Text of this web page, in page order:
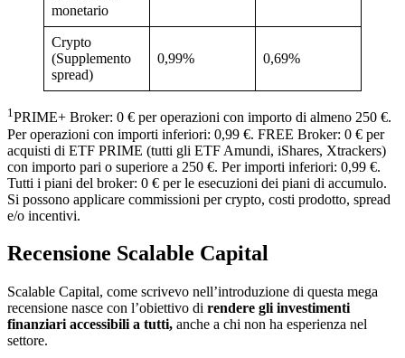
monetario
Crypto
(Supplemento
spread)
0,99% 0,69%
1PRIME+ Broker: 0 € per operazioni con importo di almeno 250 €.
Per operazioni con importi inferiori: 0,99 €. FREE Broker: 0 € per
acquisti di ETF PRIME (tutti gli ETF Amundi, iShares, Xtrackers)
con importo pari o superiore a 250 €. Per importi inferiori: 0,99 €.
Tutti i piani del broker: 0 € per le esecuzioni dei piani di accumulo.
Si possono applicare commissioni per crypto, costi prodotto, spread
e/o incentivi.
Recensione Scalable Capital
Scalable Capital, come scrivevo nell’introduzione di questa mega
recensione nasce con l’obiettivo di rendere gli investimenti
finanziari accessibili a tutti, anche a chi non ha esperienza nel
settore.